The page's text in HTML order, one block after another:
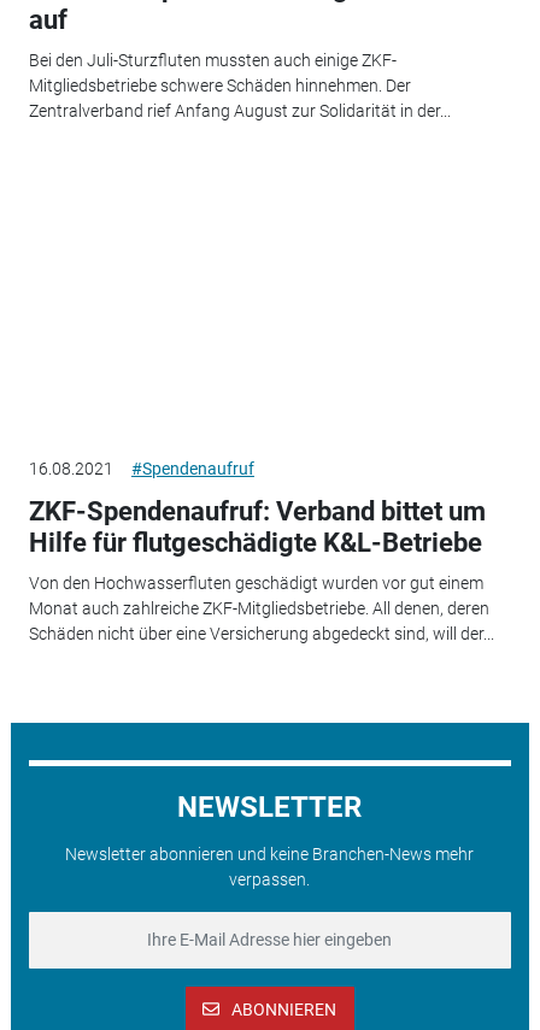
auf
Bei den Juli-Sturzfluten mussten auch einige ZKF-
Mitgliedsbetriebe schwere Schäden hinnehmen. Der
Zentralverband rief Anfang August zur Solidarität in der...
16.08.2021 #Spendenaufruf
ZKF-Spendenaufruf: Verband bittet um
Hilfe für flutgeschädigte K&L-Betriebe
Von den Hochwasserfluten geschädigt wurden vor gut einem
Monat auch zahlreiche ZKF-Mitgliedsbetriebe. All denen, deren
Schäden nicht über eine Versicherung abgedeckt sind, will der...
NEWSLETTER
Newsletter abonnieren und keine Branchen-News mehr
verpassen.
ABONNIEREN